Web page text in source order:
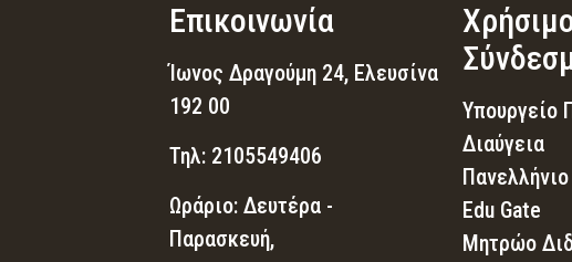
Επικοινωνία
Ίωνος Δραγούμη 24, Ελευσίνα
192 00
Τηλ: 2105549406
Ωράριο: Δευτέρα -
Παρασκευή,
Υπουργείο
Διαύγεια
Edu Gate
Μητρώο